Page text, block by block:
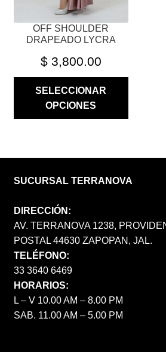
OFF SHOULDER
DRAPEADO LYCRA
$3,800.00
SELECCIONAR
OPCIONES
SUCURSAL TERRANOVA
DIRECCIÓN:
AV. TERRANOVA 1238,
POSTAL 44630 ZAPOPAN, JAL.
TELÉFONO:
33 3640 6469
HORARIOS:
L – V 10.00 AM – 8.00 PM
SAB. 11.00 AM – 5.00 PM